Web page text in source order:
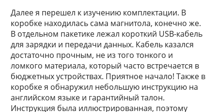
Далее я перешел к изучению комплектации. В
коробке находилась сама магнитола, конечно же.
В отдельном пакетике лежал короткий USB-кабель
для зарядки и передачи данных. Кабель казался
достаточно прочным, не из того тонкого и
ломкого материала, который часто встречается в
бюджетных устройствах. Приятное начало! Также в
коробке я обнаружил небольшую инструкцию на
английском языке и гарантийный талон.
Инструкция была иллюстрированная, поэтому